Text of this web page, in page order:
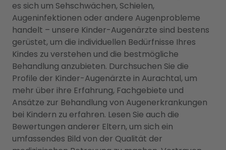
es sich um Sehschwächen, Schielen,
Augeninfektionen oder andere Augenprobleme
handelt – unsere Kinder-Augenärzte sind bestens
gerüstet, um die individuellen Bedürfnisse Ihres
Kindes zu verstehen und die bestmögliche
Behandlung anzubieten. Durchsuchen Sie die
Profile der Kinder-Augenärzte in Aurachtal, um
mehr über ihre Erfahrung, Fachgebiete und
Ansätze zur Behandlung von Augenerkrankungen
bei Kindern zu erfahren. Lesen Sie auch die
Bewertungen anderer Eltern, um sich ein
umfassendes Bild von der Qualität der